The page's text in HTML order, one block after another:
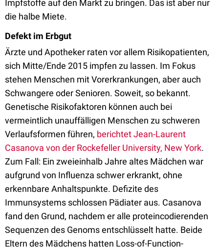
Impfstoffe auf den Markt zu bringen. Das ist aber nur
die halbe Miete.
Defekt im Erbgut
Ärzte und Apotheker raten vor allem Risikopatienten,
sich Mitte/Ende 2015 impfen zu lassen. Im Fokus
stehen Menschen mit Vorerkrankungen, aber auch
Schwangere oder Senioren. Soweit, so bekannt.
Genetische Risikofaktoren können auch bei
vermeintlich unauffälligen Menschen zu schweren
Verlaufsformen führen, berichtet Jean-Laurent
Casanova von der Rockefeller University, New York.
Zum Fall: Ein zweieinhalb Jahre altes Mädchen war
aufgrund von Influenza schwer erkrankt, ohne
erkennbare Anhaltspunkte. Defizite des
Immunsystems schlossen Pädiater aus. Casanova
fand den Grund, nachdem er alle proteincodierenden
Sequenzen des Genoms entschlüsselt hatte. Beide
Eltern des Mädchens hatten Loss-of-Function-